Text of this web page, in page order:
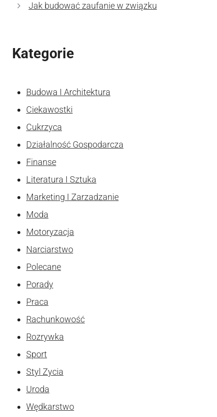
Jak budować zaufanie w związku
Kategorie
Budowa I Architektura
Ciekawostki
Cukrzyca
Działalność Gospodarcza
Finanse
Literatura I Sztuka
Marketing I Zarzadzanie
Moda
Motoryzacja
Narciarstwo
Polecane
Porady
Praca
Rachunkowość
Rozrywka
Sport
Styl Zycia
Uroda
Wędkarstwo